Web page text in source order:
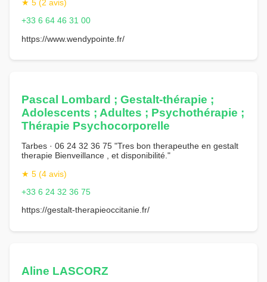
★ 5 (2 avis)
+33 6 64 46 31 00
https://www.wendypointe.fr/
Pascal Lombard ; Gestalt-thérapie ;
Adolescents ; Adultes ; Psychothérapie ;
Thérapie Psychocorporelle
Tarbes · 06 24 32 36 75 "Tres bon therapeuthe en gestalt
therapie Bienveillance , et disponibilité."
★ 5 (4 avis)
+33 6 24 32 36 75
https://gestalt-therapieoccitanie.fr/
Aline LASCORZ